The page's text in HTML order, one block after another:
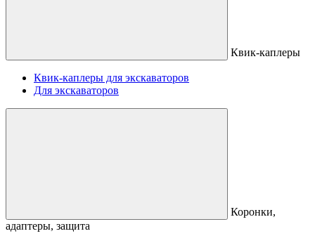
Квик-каплеры
Квик-каплеры для экскаваторов
Для экскаваторов
Коронки,
адаптеры, защита